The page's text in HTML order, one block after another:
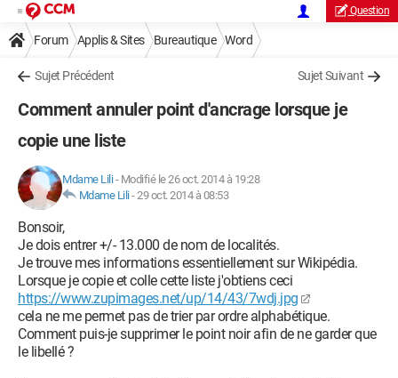
Question
Forum Applis & Sites Bureautique Word
Sujet Précédent Sujet Suivant
Comment annuler point d'ancrage lorsque je
copie une liste
Mdame Lili- Modifié le 26 oct. 2014 à 19:28
Mdame Lili-29 oct. 2014 à 08:53
Bonsoir,
Je dois entrer +/- 13.000 de nom de localités.
Je trouve mes informations essentiellement sur Wikipédia.
Lorsque je copie et colle cette liste j'obtiens ceci
https://www.zupimages.net/up/14/43/7wdj.jpg
cela ne me permet pas de trier par ordre alphabétique.
Comment puis-je supprimer le point noir afin de ne garder que
le libellé ?